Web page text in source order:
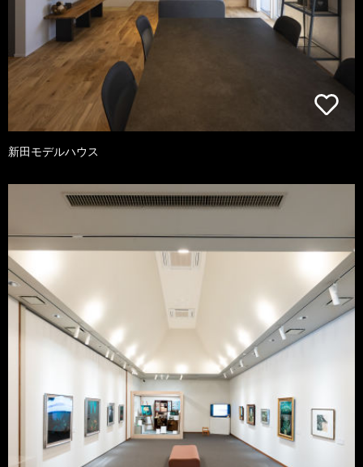
新田モデルハウス